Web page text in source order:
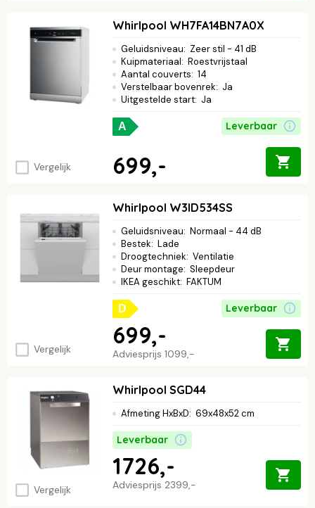
Vergelijk
Whirlpool WH7FA14BN7A0X
Geluidsniveau: Zeer stil - 41 dB
Kuipmateriaal: Roestvrijstaal
Aantal couverts: 14
Verstelbaar bovenrek: Ja
Uitgestelde start: Ja
A Leverbaar
699,-
Vergelijk
Whirlpool W3ID534SS
Geluidsniveau: Normaal - 44 dB
Bestek: Lade
Droogtechniek: Ventilatie
Deur montage: Sleepdeur
IKEA geschikt: FAKTUM
D Leverbaar
Adviesprijs 1099,-
699,-
Vergelijk
Whirlpool SGD44
Afmeting HxBxD: 69x48x52 cm
Leverbaar
Adviesprijs 2399,-
1726,-